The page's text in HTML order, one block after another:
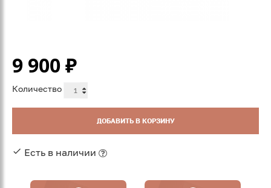
9 900₽
Количество
ДОБАВИТЬ В КОРЗИНУ
Есть в наличии